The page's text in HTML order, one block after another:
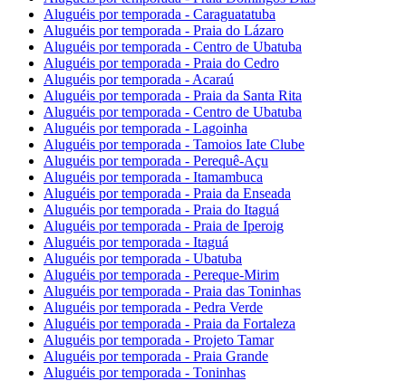
Aluguéis por temporada - Caraguatatuba
Aluguéis por temporada - Praia do Lázaro
Aluguéis por temporada - Centro de Ubatuba
Aluguéis por temporada - Praia do Cedro
Aluguéis por temporada - Acaraú
Aluguéis por temporada - Praia da Santa Rita
Aluguéis por temporada - Centro de Ubatuba
Aluguéis por temporada - Lagoinha
Aluguéis por temporada - Tamoios Iate Clube
Aluguéis por temporada - Perequê-Açu
Aluguéis por temporada - Itamambuca
Aluguéis por temporada - Praia da Enseada
Aluguéis por temporada - Praia do Itaguá
Aluguéis por temporada - Praia de Iperoig
Aluguéis por temporada - Itaguá
Aluguéis por temporada - Ubatuba
Aluguéis por temporada - Pereque-Mirim
Aluguéis por temporada - Praia das Toninhas
Aluguéis por temporada - Pedra Verde
Aluguéis por temporada - Praia da Fortaleza
Aluguéis por temporada - Projeto Tamar
Aluguéis por temporada - Praia Grande
Aluguéis por temporada - Toninhas